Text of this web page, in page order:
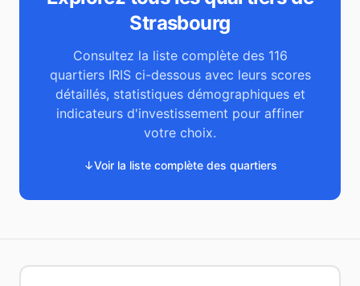
Strasbourg
Consultez la liste complète des 116
quartiers IRIS ci-dessous avec leurs scores
détaillés, statistiques démographiques et
indicateurs d'investissement pour affiner
votre choix.
↓Voir la liste complète des quartiers